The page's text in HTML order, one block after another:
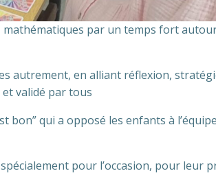
mathématiques par un temps fort
autrement, en alliant réflexion,
validé par tous
bon” qui a opposé les enfants à
pour l’occasion, pour leur